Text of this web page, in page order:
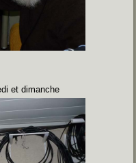
et dimanche